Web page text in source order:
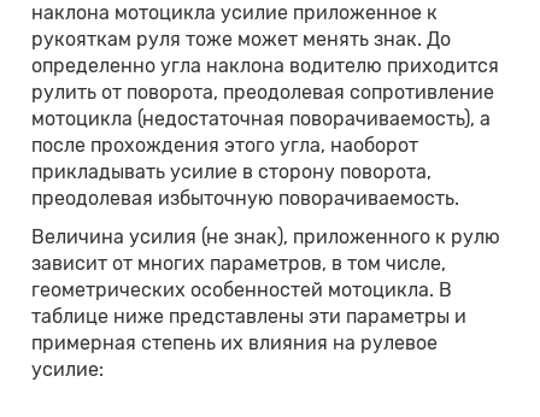
наклона мотоцикла усилие приложенное к
рукояткам руля тоже может менять знак. До
определенно угла наклона водителю приходится
рулить от поворота, преодолевая сопротивление
мотоцикла (недостаточная поворачиваемость), а
после прохождения этого угла, наоборот
прикладывать усилие в сторону поворота,
преодолевая избыточную поворачиваемость.
Величина усилия (не знак), приложенного к рулю
зависит от многих параметров, в том числе,
геометрических особенностей мотоцикла. В
таблице ниже представлены эти параметры и
примерная степень их влияния на рулевое
усилие: